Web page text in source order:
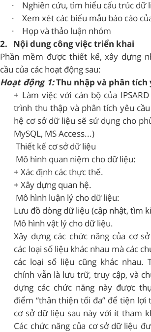
·
Nghiên cứu, tìm hiểu cấu trúc dữ
·
Xem xét các biểu mẫu báo cáo
·
Họp và thảo luận nhóm
2. Nội dung công việc triển khai
Phần mềm được thiết kế, xây dựng
cầu của các hoạt động sau:
Hoạt động 1:Thu nhập và phân tích
+ Làm việc với cán bộ của
trình thu thập và phân tích yêu
hệ cơ sở dữ liệu sẽ sử dụng cho
MySQL, MS Access...)
Thiết kế cơ sở dữ liệu
Mô hình quan niệm cho dữ liệu:
+ Xác định các thực thể.
+ Xây dựng quan hệ.
Mô hình luận lý cho dữ liệu:
Lưu đồ dòng dữ liệu (cập nhật, tìm
Mô hình vật lý cho dữ liệu.
Xây dựng các chức năng của cơ
các loại số liệu khác nhau mà các
các loại số liệu cũng khác nhau.
chính vẫn là lưu trữ, truy cập, và
dựng các chức năng này được
điểm “thân thiện tối đa” để tiện lợi
cơ sở dữ liệu sau này với ít tham
Các chức năng của cơ sở dữ liệu